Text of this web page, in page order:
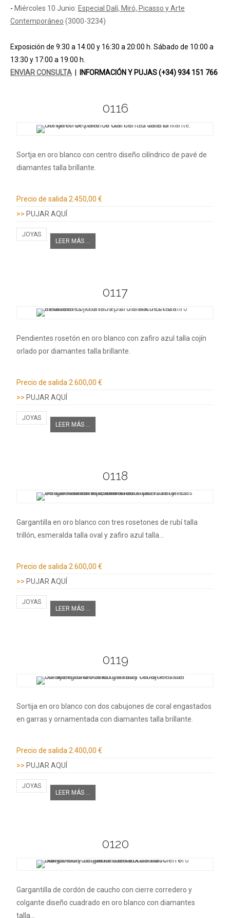
- Miércoles 10 Junio: Especial Dalí, Miró, Picasso y Arte
Contemporáneo (3000-3234)
Exposición de 9:30 a 14:00 y 16:30 a 20:00 h. Sábado de 10:00 a
13:30 y 17:00 a 19:00 h.
ENVIAR CONSULTA
INFORMACIÓN Y PUJAS (+34) 934 151 766
0116
Sortja en oro blanco con centro diseño cilíndrico de pavé de
diamantes talla brillante.
Precio de salida 2.450,00 €
>> PUJAR AQUÍ
JOYAS
LEER MÁS ...
0117
Pendientes rosetón en oro blanco con zafiro azul talla cojín
orlado por diamantes talla brillante.
Precio de salida2.600,00 €
>> PUJAR AQUÍ
JOYAS
LEER MÁS ...
0118
Gargantilla en oro blanco con tres rosetones de rubí talla
trillón, esmeralda talla oval y zafiro azul talla…
Precio de salida 2.600,00 €
>> PUJAR AQUÍ
JOYAS
LEER MÁS ...
0119
Sortija en oro blanco con dos cabujones de coral engastados
en garras y ornamentada con diamantes talla brillante.
Precio de salida 2.400,00 €
>> PUJAR AQUÍ
JOYAS
LEER MÁS ...
0120
Gargantilla de cordón de caucho con cierre corredero y
colgante diseño cuadrado en oro blanco con diamantes
talla…